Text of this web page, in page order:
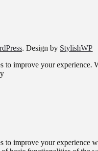
. Design by StylishWP
to improve your
to improve your experience